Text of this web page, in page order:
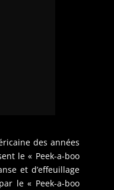
des années
le « Peek-a-boo
et d’effeuillage
le « Peek-a-boo